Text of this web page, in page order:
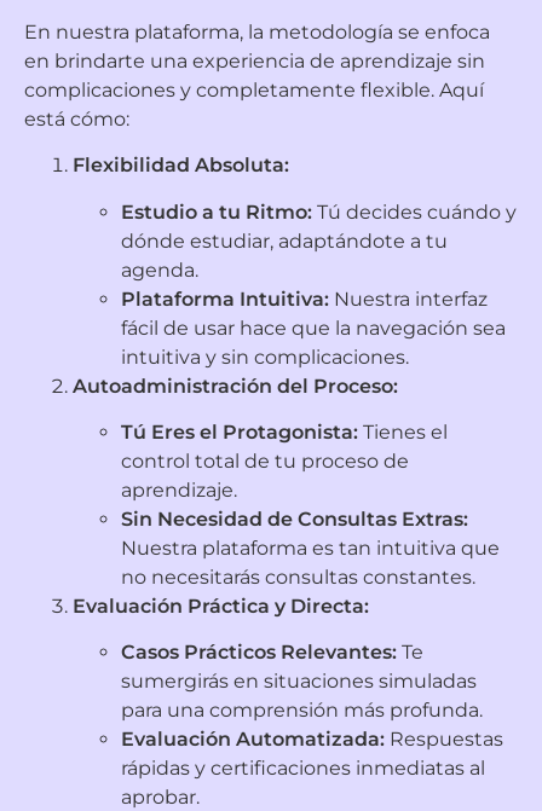
En nuestra plataforma, la metodología se enfoca
en brindarte una experiencia de aprendizaje sin
complicaciones y completamente flexible. Aquí
está cómo:
Flexibilidad Absoluta:
Estudio a tu Ritmo: Tú decides cuándo y
dónde estudiar, adaptándote a tu
agenda.
Plataforma Intuitiva: Nuestra interfaz
fácil de usar hace que la navegación sea
intuitiva y sin complicaciones.
Autoadministración del Proceso:
Tú Eres el Protagonista: Tienes el
control total de tu proceso de
aprendizaje.
Sin Necesidad de Consultas Extras:
Nuestra plataforma es tan intuitiva que
no necesitarás consultas constantes.
Evaluación Práctica y Directa:
Casos Prácticos Relevantes: Te
sumergirás en situaciones simuladas
para una comprensión más profunda.
Evaluación Automatizada: Respuestas
rápidas y certificaciones inmediatas al
aprobar.